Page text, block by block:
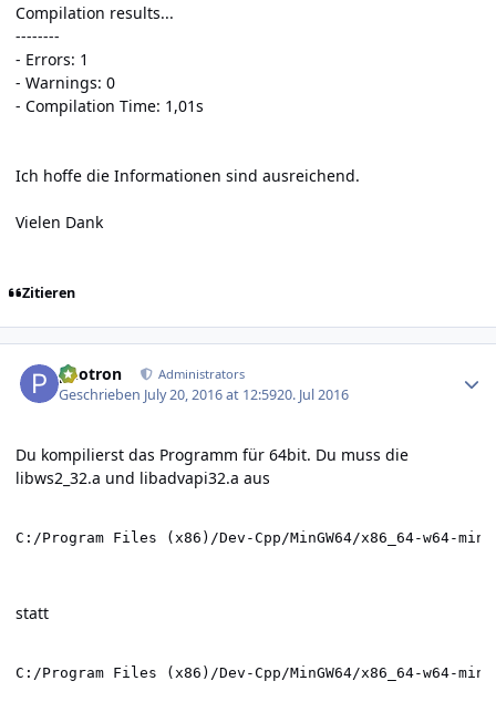
Compilation results...
--------
- Errors: 1
- Warnings: 0
- Compilation Time: 1,01s
Ich hoffe die Informationen sind ausreichend.
Vielen Dank
Zitieren
photron Administrators
Geschrieben July 20, 2016 at 12:5920. Jul 2016
Du kompilierst das Programm für 64bit. Du muss die
libws2_32.a und libadvapi32.a aus
C:/Program Files (x86)/Dev-Cpp/MinGW64/x86_64-w64-
statt
C:/Program Files (x86)/Dev-Cpp/MinGW64/x86_64-w64-